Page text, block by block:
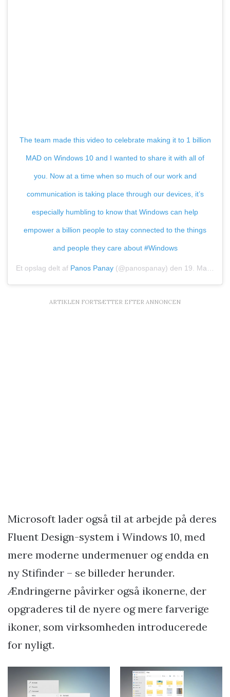
The team made this video to celebrate making it to 1 billion
MAD on Windows 10 and I wanted to share it with all of
you. Now at a time when so much of our work and
communication is taking place through our devices, it’s
especially humbling to know that Windows can help
empower a billion people to stay connected to the things
and people they care about #Windows
Et opslag delt af Panos Panay (@panospanay) den 19. Mar, 2020 kl. 12.47 PDT
ARTIKLEN FORTSÆTTER EFTER ANNONCEN
Microsoft lader også til at arbejde på deres
Fluent Design-system i Windows 10, med
mere moderne undermenuer og endda en
ny Stifinder – se billeder herunder.
Ændringerne påvirker også ikonerne, der
opgraderes til de nyere og mere farverige
ikoner, som virksomheden introducerede
for nyligt.